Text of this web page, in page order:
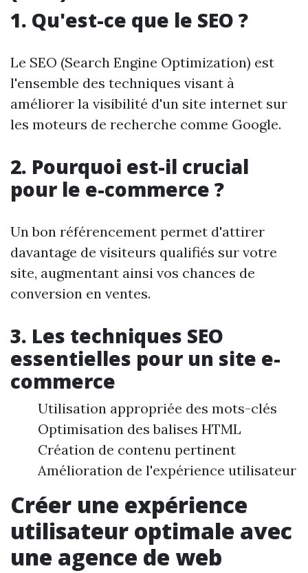
1. Qu'est-ce que le SEO ?
Le SEO (Search Engine Optimization) est
l'ensemble des techniques visant à
améliorer la visibilité d'un site internet sur
les moteurs de recherche comme Google.
2. Pourquoi est-il crucial
pour le e-commerce ?
Un bon référencement permet d'attirer
davantage de visiteurs qualifiés sur votre
site, augmentant ainsi vos chances de
conversion en ventes.
3. Les techniques SEO
essentielles pour un site e-
commerce
Utilisation appropriée des mots-clés
Optimisation des balises HTML
Création de contenu pertinent
Amélioration de l'expérience utilisateur
Créer une expérience
utilisateur optimale avec
une agence de web